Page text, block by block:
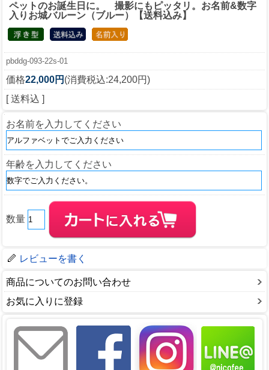
ペットのお誕生日に。 撮影にもピッタリ。お名前&数字
入りお城バルーン（ブルー）【送料込み】
pbddg-093-22s-01
価格22,000円 (消費税込:24,200円)
[ 送料込 ]
お名前を入力してください
年齢を入力してください
数量
レビューを書く
商品についてのお問い合わせ
お気に入りに登録